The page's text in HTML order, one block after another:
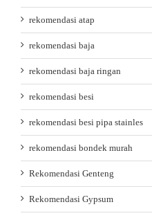
rekomendasi atap
rekomendasi baja
rekomendasi baja ringan
rekomendasi besi
rekomendasi besi pipa stainles
rekomendasi bondek murah
Rekomendasi Genteng
Rekomendasi Gypsum